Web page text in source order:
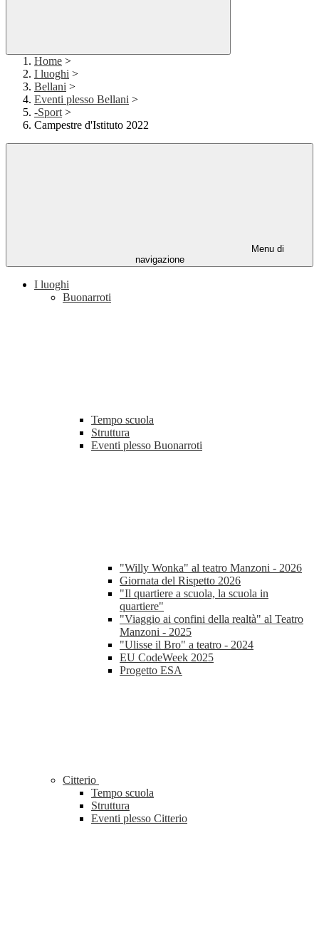
Home >
I luoghi >
Bellani >
Eventi plesso Bellani >
-Sport >
Campestre d'Istituto 2022
Menu di
navigazione
I luoghi
Buonarroti
Tempo scuola
Struttura
Eventi plesso Buonarroti
"Willy Wonka" al teatro Manzoni - 2026
Giornata del Rispetto 2026
"Il quartiere a scuola, la scuola in
quartiere"
"Viaggio ai confini della realtà" al Teatro
Manzoni - 2025
"Ulisse il Bro" a teatro - 2024
EU CodeWeek 2025
Progetto ESA
Citterio
Tempo scuola
Struttura
Eventi plesso Citterio